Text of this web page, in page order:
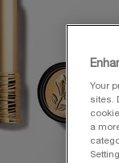
Your
sites.
a